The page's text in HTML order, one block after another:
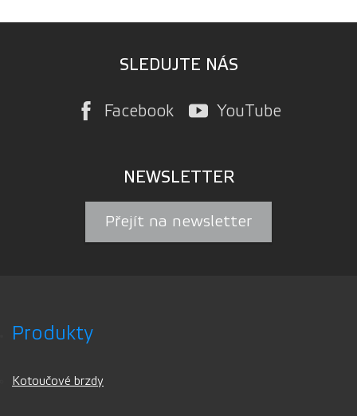
SLEDUJTE NÁS
Facebook YouTube
NEWSLETTER
Přejít na newsletter
Produkty
Kotoučové brzdy